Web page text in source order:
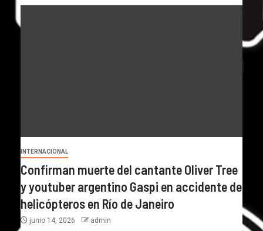
INTERNACIONAL
Confirman muerte del cantante Oliver Tree
y youtuber argentino Gaspi en accidente de
helicópteros en Río de Janeiro
junio 14, 2026 admin